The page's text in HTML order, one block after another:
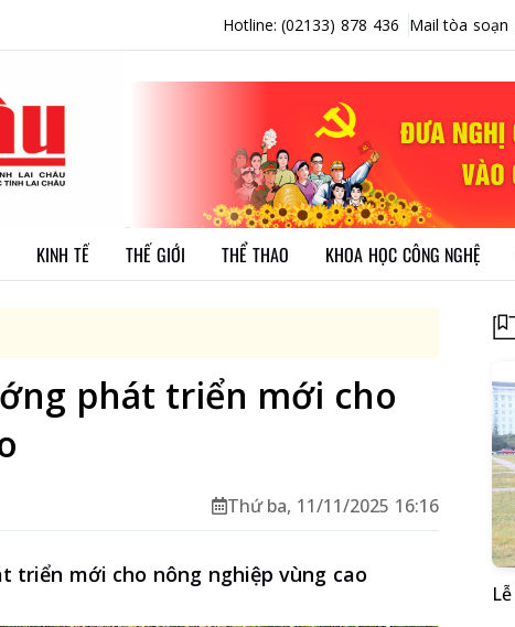
Hotline: (02133) 878 436 Mail tòa soạn
KINH TẾ THẾ GIỚI THỂ THAO KHOA HỌC CÔNG NGHỆ
phát triển mới cho
Thứ ba, 11/11/2025 16:16
triển mới cho nông nghiệp vùng cao